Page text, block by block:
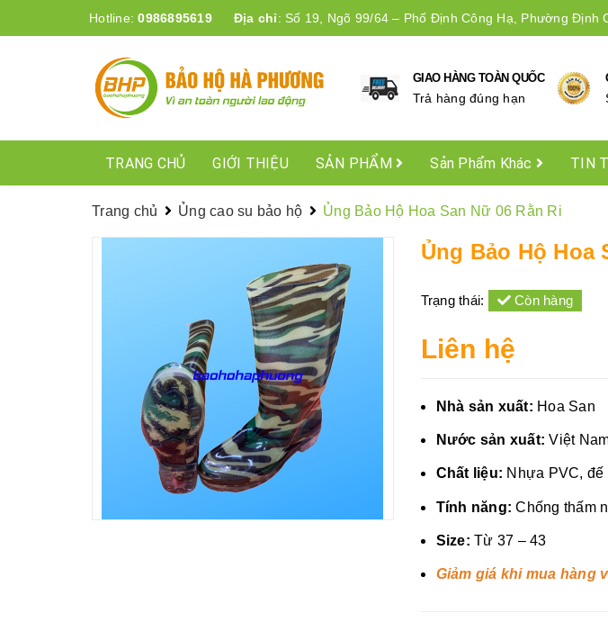
Hotline:0986895619 Địa chỉ: Số 19, Ngõ 99/64 – Phố Định Công Hạ, Phường Định
GIAO HÀNG TOÀN QUỐC
Trả hàng đúng hạn
TRANG CHỦ GIỚI THIỆU SẢN PHẨM Sản Phẩm Khác TIN
Trang chủ Ủng cao su bảo hộ Ủng Bảo Hộ Hoa San Nữ 06 Rằn Ri
Ủng Bảo Hộ Hoa
Trạng thái: Còn hàng
Liên hệ
Nhà sản xuất: Hoa San
Nước sản xuất: Việt
Chất liệu: Nhựa PVC,
Tính năng: Chống thấm
Size: Từ 37 – 43
Giảm giá khi mua hàng